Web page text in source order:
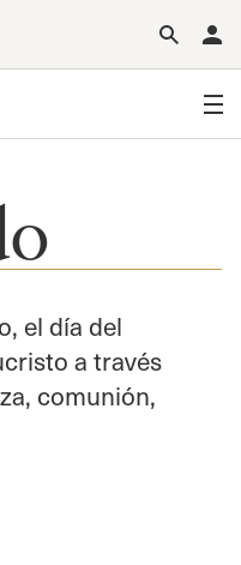
el día del
a través
comunión,